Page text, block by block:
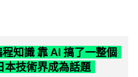
知識 靠 AI 搞了一整個
本技術界成為話題